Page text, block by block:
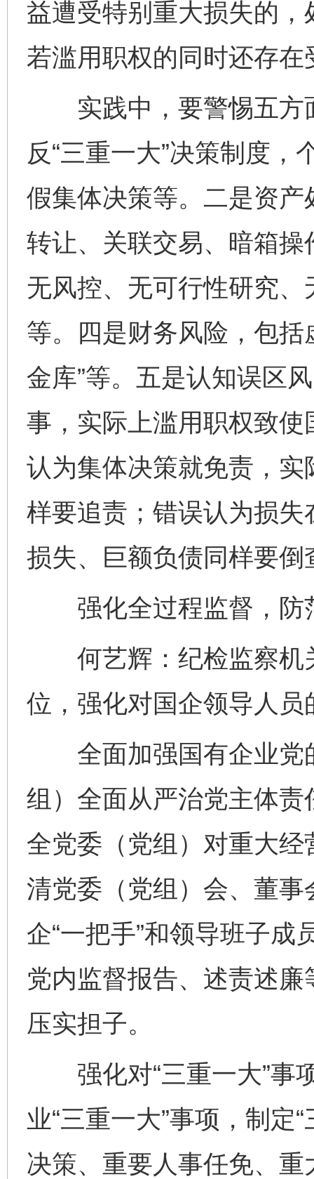
益遭受特别重大损失的
若滥用职权的同时还存
实践中，要警惕五方
反“三重一大”决策制度
假集体决策等。二是资
转让、关联交易、暗箱
无风控、无可行性研究
等。四是财务风险，包括
金库”等。五是认知误区
事，实际上滥用职权致
认为集体决策就免责，
样要追责；错误认为损
损失、巨额负债同样要倒
强化全过程监督，防
何艺辉：纪检监察机
位，强化对国企领导人员
全面加强国有企业党
组）全面从严治党主体
全党委（党组）对重大
清党委（党组）会、董
企“一把手”和领导班子
党内监督报告、述责述
压实担子。
强化对“三重一大”事
业“三重一大”事项，制定
决策、重要人事任免、